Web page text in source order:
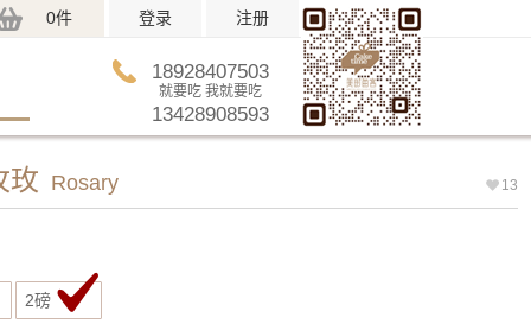
0件 登录 注册
18928407503
就要吃 我就要吃
13428908593
玫 Rosary 13
2磅